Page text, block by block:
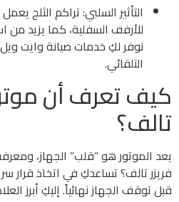
التأثير السلبي: تراكم الثلج
للأرفف السفلية، كما يزيد من
نوفر لكِ خدمات صيانة وايت
التلقائي.
كيف تعرف أن
تالف؟
يعد الموتور هو “قلب” الجهاز،
فريزر تالف؟ تساعدكِ في اتخاذ قرار
قبل توقف الجهاز نهائياً. إليكِ أبرز